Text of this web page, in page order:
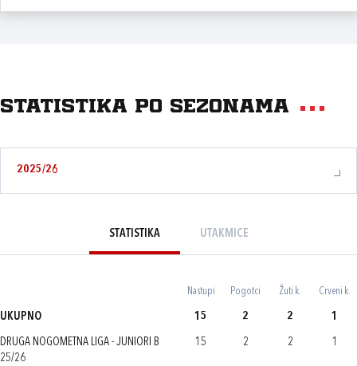
Statistika po sezonama
2025/26
STATISTIKA UTAKMICE
Nastupi Pogotci Žuti k. Crveni k.
UKUPNO 15 2 2 1
DRUGA NOGOMETNA LIGA - JUNIORI B
25/26
15 2 2 1